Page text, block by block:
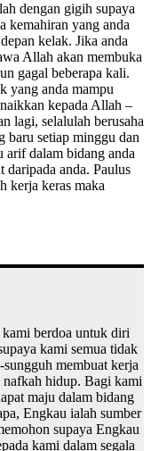
dengan gigih supaya
kemahiran yang anda
kelak. Jika anda
Allah akan membuka
gagal beberapa kali.
yang anda mampu
kepada Allah –
lagi, selalulah berusaha
baru setiap minggu dan
arif dalam bidang anda
daripada anda. Paulus
kerja keras maka
berdoa untuk diri
kami semua tidak
membuat kerja
nafkah hidup. Bagi kami
maju dalam bidang
Engkau ialah sumber
supaya Engkau
kami dalam segala